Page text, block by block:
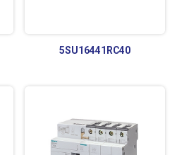
5SU16441RC40